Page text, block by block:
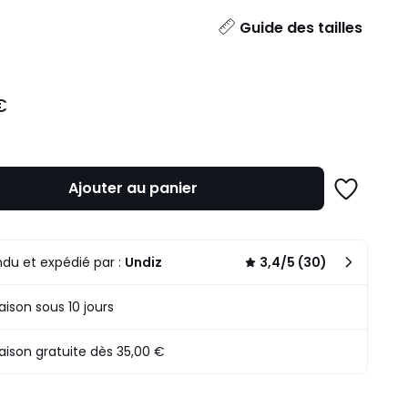
Guide des tailles
Ajouter au panier
Ajouter
et expédié par : Undiz 3,4/5 (30)
sous 10 jours
gratuite dès 35,00 €